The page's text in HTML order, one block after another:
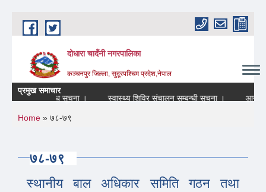
Skip to main content
दोधारा चादँनी नगरपालिका
कञ्चनपुर जिल्ला, सुदूरपश्चिम प्रदेश,नेपाल
प्रमुख समाचार
रहने सम्बन्धि सूचना ।
स्वास्थ्य शिविर संचालन सम्बन्धी सूचना ।
You are here
Home » ७८-७९
७८-७९
स्थानीय बाल अधिकार समिति गठन तथा